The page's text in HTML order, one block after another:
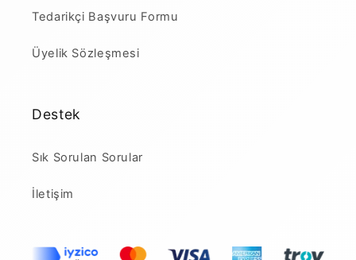
Tedarikçi Başvuru Formu
Üyelik Sözleşmesi
Destek
Sık Sorulan Sorular
İletişim